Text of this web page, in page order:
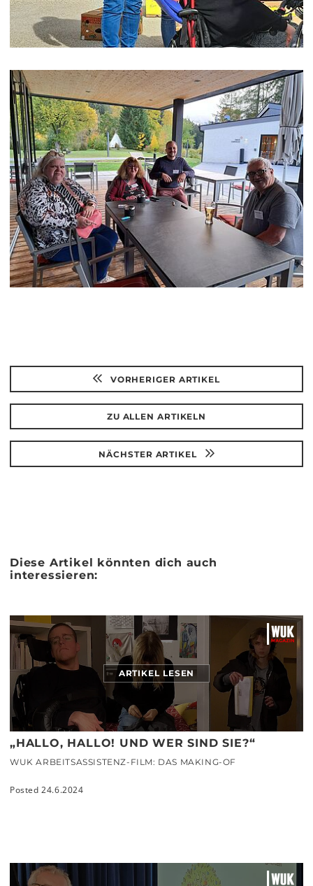
VORHERIGER ARTIKEL
ZU ALLEN ARTIKELN
NÄCHSTER ARTIKEL
Diese Artikel könnten dich auch
interessieren:
ARTIKEL LESEN
„HALLO, HALLO! UND WER SIND SIE?“
WUK ARBEITSASSISTENZ-FILM: DAS MAKING-OF
Posted 24.6.2024